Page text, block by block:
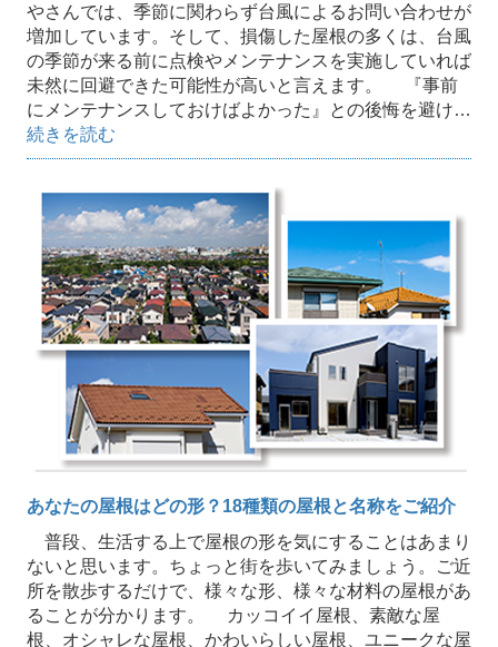
やさんでは、季節に関わらず台風によるお問い合わせが
増加しています。そして、損傷した屋根の多くは、台風
の季節が来る前に点検やメンテナンスを実施していれば
未然に回避できた可能性が高いと言えます。 『事前
にメンテナンスしておけばよかった』との後悔を避け…
続きを読む
あなたの屋根はどの形？18種類の屋根と名称をご紹介
普段、生活する上で屋根の形を気にすることはあまり
ないと思います。ちょっと街を歩いてみましょう。ご近
所を散歩するだけで、様々な形、様々な材料の屋根があ
ることが分かります。 カッコイイ屋根、素敵な屋
根、オシャレな屋根、かわいらしい屋根、ユニークな屋